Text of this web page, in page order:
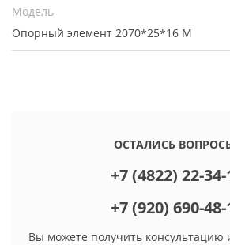
Модель
Опорный элемент 2070*25*16 M
ОСТАЛИСЬ
+7 (4822) 22-34-
+7 (920) 690-48-
Вы можете получить консультацию